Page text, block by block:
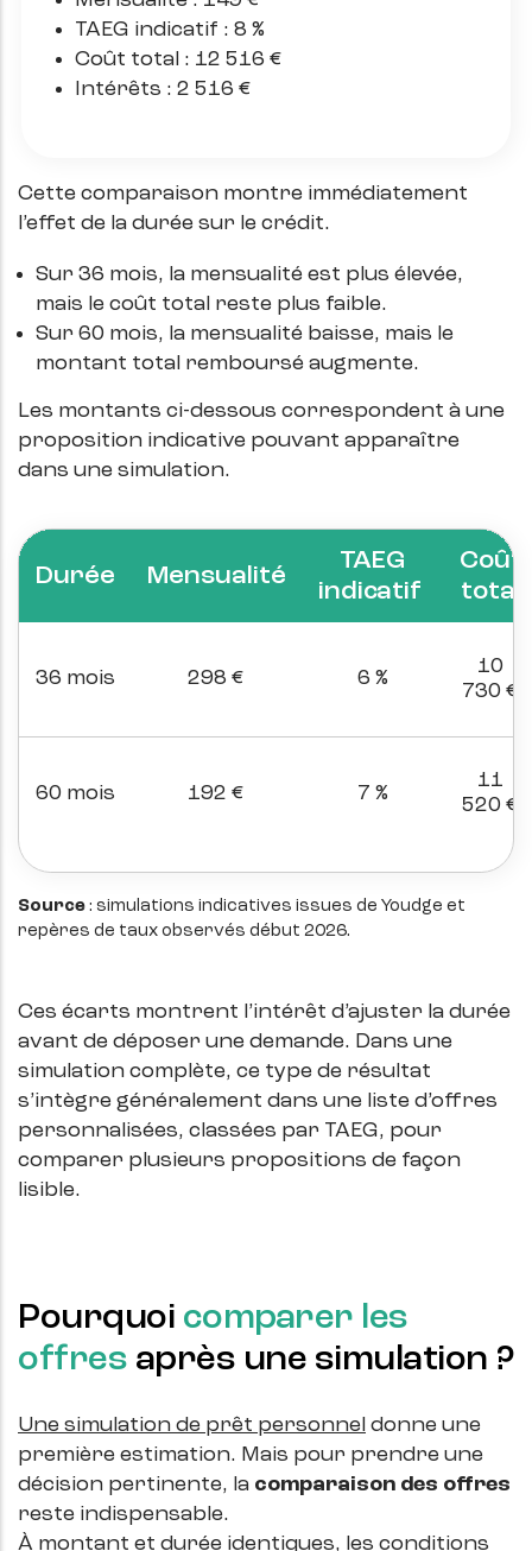
TAEG indicatif : 8 %
Coût total : 12 516 €
Intérêts : 2 516 €
Cette comparaison montre immédiatement
l’effet de la durée sur le crédit.
Sur 36 mois, la mensualité est plus élevée,
mais le coût total reste plus faible.
Sur 60 mois, la mensualité baisse, mais le
montant total remboursé augmente.
Les montants ci-dessous correspondent à une
proposition indicative pouvant apparaître
dans une simulation.
Durée Mensualité
TAEG
indicatif
Coût
total
36 mois 298 € 6 %
10
730 €
60 mois 192 € 7 %
11
520 €
Source : simulations indicatives issues de Youdge et
repères de taux observés début 2026.
Ces écarts montrent l’intérêt d’ajuster la durée
avant de déposer une demande. Dans une
simulation complète, ce type de résultat
s’intègre généralement dans une liste d’offres
personnalisées, classées par TAEG, pour
comparer plusieurs propositions de façon
lisible.
Pourquoi comparer les
offres après une simulation ?
Une simulation de prêt personnel donne une
première estimation. Mais pour prendre une
décision pertinente, la comparaison des offres
reste indispensable.
À montant et durée identiques, les conditions